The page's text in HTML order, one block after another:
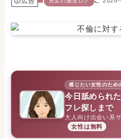
感じたい女性のため
今日舐められ
フレ探しまで
大人向け出会い系
女性は無料